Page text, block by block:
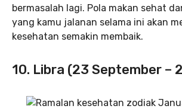
bermasalah lagi. Pola makan sehat
yang kamu jalanan selama ini akan
kesehatan semakin membaik.
10. Libra (23 September –